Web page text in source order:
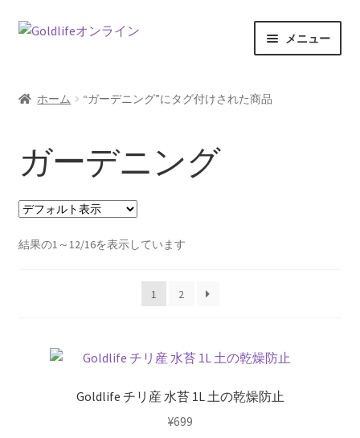
ナ
ー
へ
キ
プ
コ
ン
キ
プ
メニュー
記事一覧
カートの中を見る
特定商取引法に関する表記
ホーム “ガーデニング”にタグ付けされた商品
ガーデニング
結果の1～12/16を表示しています
1 2
Goldlife チリ産 水苔 1L 土の乾燥防止
¥699